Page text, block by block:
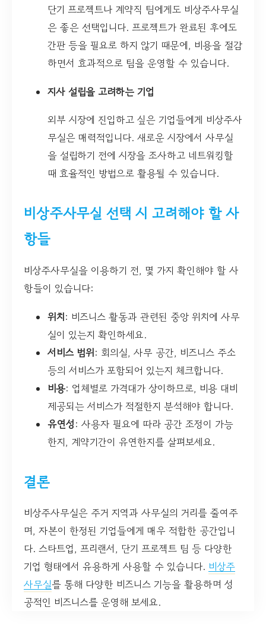
단기 프로젝트나 계약직 팀에게도 비상주사무실
은 좋은 선택입니다. 프로젝트가 완료된 후에도
간판 등을 필요로 하지 않기 때문에, 비용을 절감
하면서 효과적으로 팀을 운영할 수 있습니다.
지사 설립을 고려하는 기업
외부 시장에 진입하고 싶은 기업들에게 비상주사
무실은 매력적입니다. 새로운 시장에서 사무실
을 설립하기 전에 시장을 조사하고 네트워킹할
때 효율적인 방법으로 활용될 수 있습니다.
비상주사무실 선택 시 고려해야 할 사
항들
비상주사무실을 이용하기 전, 몇 가지 확인해야 할 사
항들이 있습니다:
위치: 비즈니스 활동과 관련된 중앙 위치에 사무
실이 있는지 확인하세요.
서비스 범위: 회의실, 사무 공간, 비즈니스 주소
등의 서비스가 포함되어 있는지 체크합니다.
비용: 업체별로 가격대가 상이하므로, 비용 대비
제공되는 서비스가 적절한지 분석해야 합니다.
유연성: 사용자 필요에 따라 공간 조정이 가능
한지, 계약기간이 유연한지를 살펴보세요.
결론
비상주사무실은 주거 지역과 사무실의 거리를 줄여주
며, 자본이 한정된 기업들에게 매우 적합한 공간입니
다. 스타트업, 프리랜서, 단기 프로젝트 팀 등 다양한
기업 형태에서 유용하게 사용할 수 있습니다. 비상주
사무실를 통해 다양한 비즈니스 기능을 활용하며 성
공적인 비즈니스를 운영해 보세요.